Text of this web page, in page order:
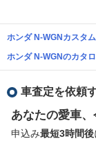
ホンダ N-WGNカスタ
ホンダ N-WGNのカタ
車査定を依頼
あなたの愛車、
申込み最短3時間後